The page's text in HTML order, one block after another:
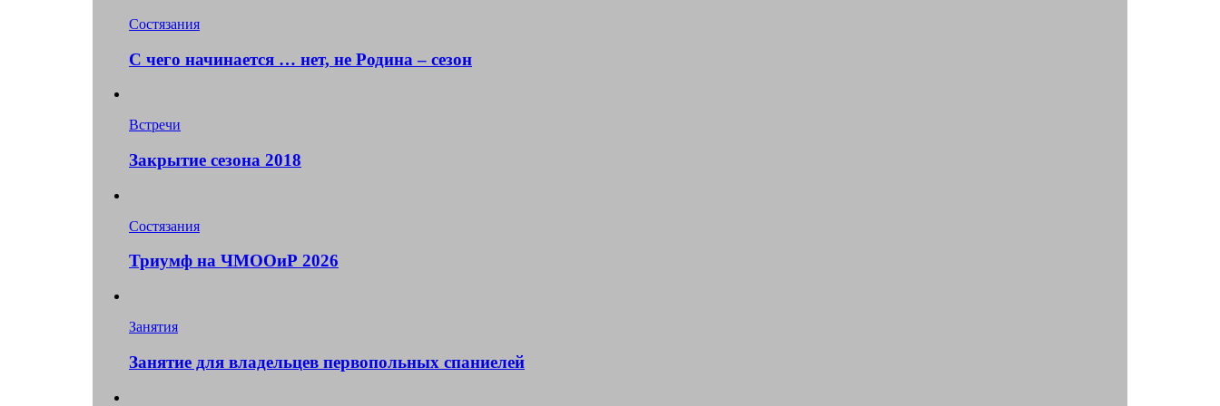
Состязания
С чего начинается … нет, не Родина – сезон
Встречи
Закрытие сезона 2018
Состязания
Триумф на ЧМООиР 2026
Занятия
Занятие для владельцев первопольных спаниелей